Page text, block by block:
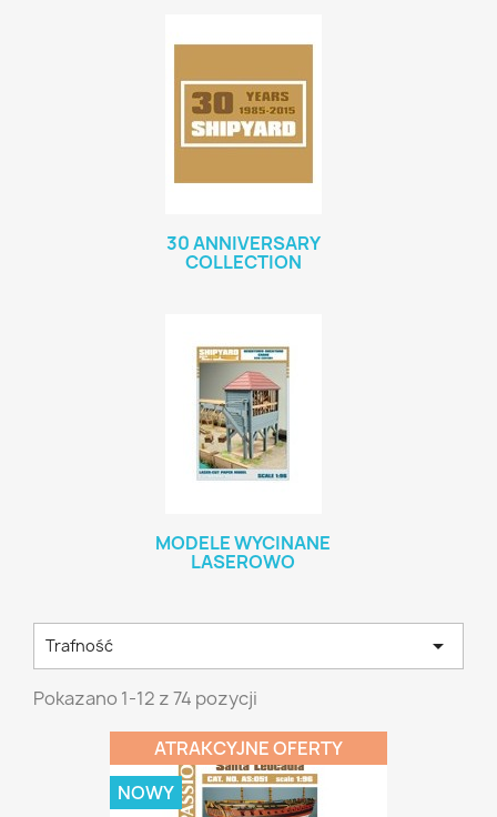
30 ANNIVERSARY
COLLECTION
MODELE WYCINANE
LASEROWO
Trafność 
Pokazano 1-12 z 74 pozycji
ATRAKCYJNE OFERTY
NOWY